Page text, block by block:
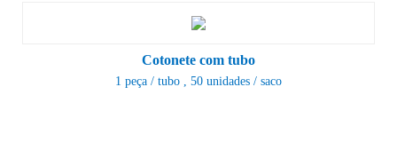
Cotonete com tubo
1 peça / tubo , 50 unidades / saco